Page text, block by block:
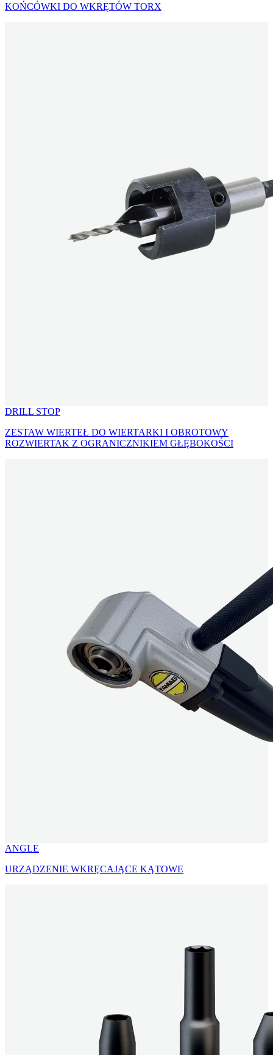
KOŃCÓWKI DO WKRĘTÓW TORX
DRILL STOP
ZESTAW WIERTEŁ DO WIERTARKI I OBROTOWY
ROZWIERTAK Z OGRANICZNIKIEM GŁĘBOKOŚCI
ANGLE
URZĄDZENIE WKRĘCAJĄCE KĄTOWE